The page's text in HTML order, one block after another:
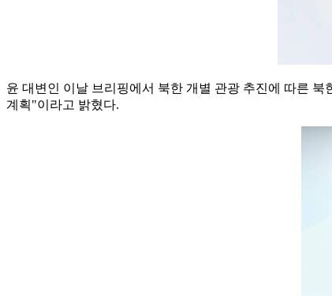
윤 대변인 이날 브리핑에서 북한 개별 관광 추진에 따른
계획"이라고 밝혔다.